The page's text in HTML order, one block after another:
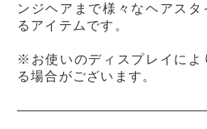
ンジヘアまで様々なヘアス
るアイテムです。
※お使いのディスプレイによ
る場合がございます。